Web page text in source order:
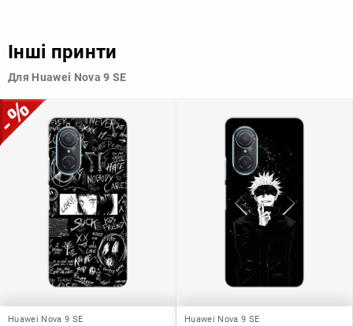
Узагалі, чохол для телефону - це дуже корисний аксесуар, який
допомагає захистити ваш пристрій, зберегти його цінність і
Інші принти
Для Huawei Nova 9 SE
Huawei Nova 9 SE Huawei Nova 9 SE